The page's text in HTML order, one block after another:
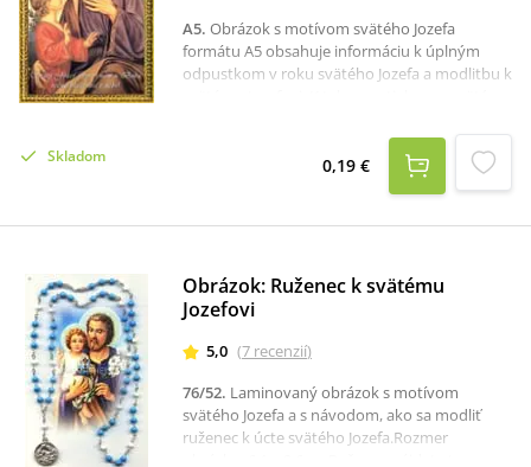
A5. Obrázok s motívom svätého Jozefa
formátu A5 obsahuje informáciu k úplným
odpustkom v roku svätého Jozefa a modlitbu k
Skladom 0,19 €
Obrázok: Ruženec k svätému
Jozefovi
5,0 (7 recenzií)
76/52. Laminovaný obrázok s motívom
svätého Jozefa a s návodom, ako sa modliť
ruženec k úcte svätého Jozefa.Rozmer